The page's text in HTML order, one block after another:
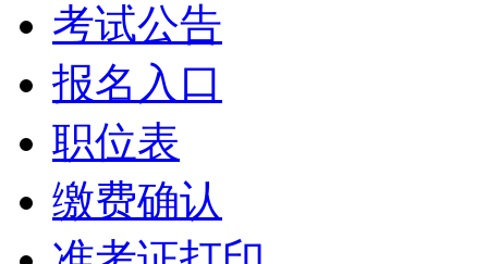
考试公告
报名入口
职位表
缴费确认